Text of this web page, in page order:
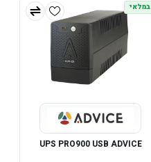
במלאי
UPS PRO900 USB ADVICE